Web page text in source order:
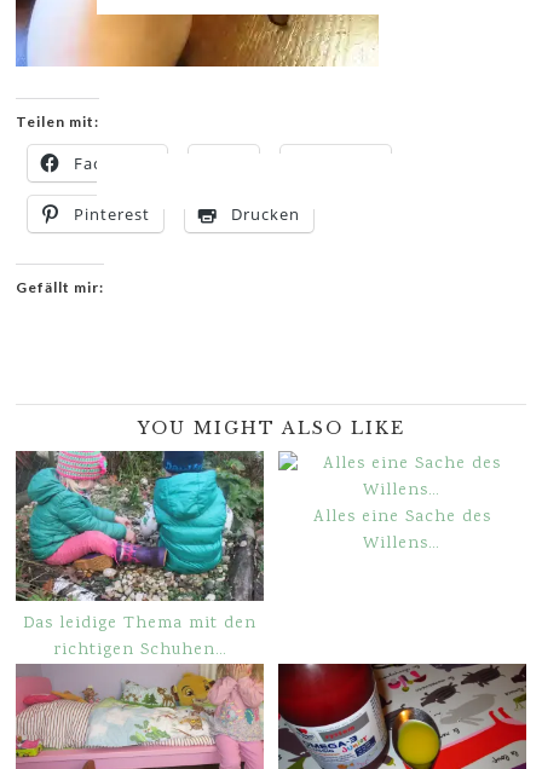
Teilen mit:
Facebook
Pinterest Drucken
Gefällt mir:
YOU MIGHT ALSO LIKE
Das leidige Thema mit den
richtigen Schuhen…
Alles eine Sache des
Willens…